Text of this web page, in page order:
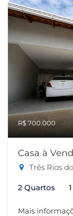
R$ 700.000
Casa à
Três Rios
2 Quartos
Mais